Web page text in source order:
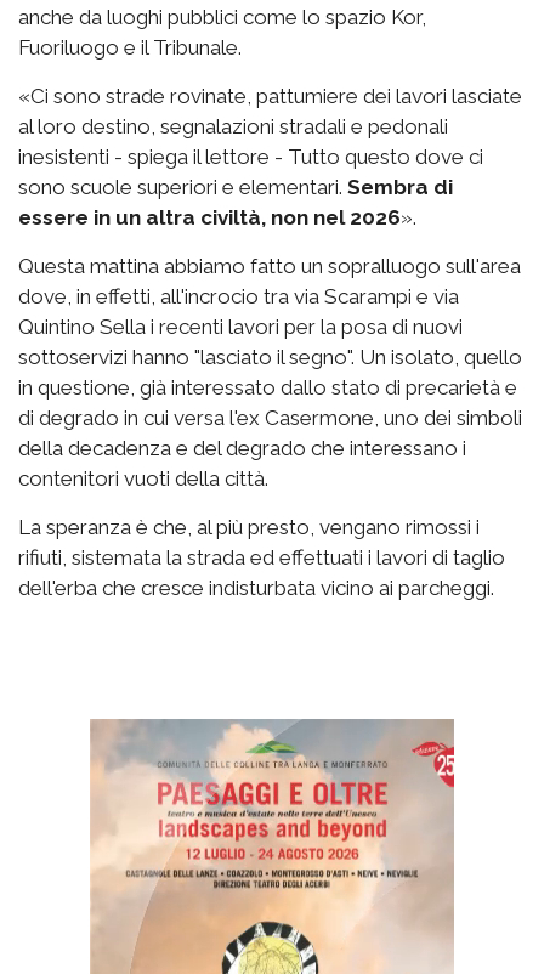
anche da luoghi pubblici come lo spazio Kor,
Fuoriluogo e il Tribunale.
«Ci sono strade rovinate, pattumiere dei lavori lasciate
al loro destino, segnalazioni stradali e pedonali
inesistenti - spiega il lettore - Tutto questo dove ci
sono scuole superiori e elementari. Sembra di
essere in un altra civiltà, non nel 2026».
Questa mattina abbiamo fatto un sopralluogo sull'area
dove, in effetti, all'incrocio tra via Scarampi e via
Quintino Sella i recenti lavori per la posa di nuovi
sottoservizi hanno "lasciato il segno". Un isolato, quello
in questione, già interessato dallo stato di precarietà e
di degrado in cui versa l'ex Casermone, uno dei simboli
della decadenza e del degrado che interessano i
contenitori vuoti della città.
La speranza è che, al più presto, vengano rimossi i
rifiuti, sistemata la strada ed effettuati i lavori di taglio
dell'erba che cresce indisturbata vicino ai parcheggi.